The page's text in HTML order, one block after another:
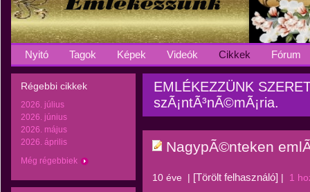
Nyitó Tagok Képek Videók Cikkek Fórum
Régebbi cikkek
2026. július
2026. június
2026. május
2026. április
Még régebbiek
EMLÉKEZZÜNK
szÃ¡ntÃ³nÃ©mÃ¡ria.
NagypÃ©nteken
10 éve | [Törölt felhasználó] | 1